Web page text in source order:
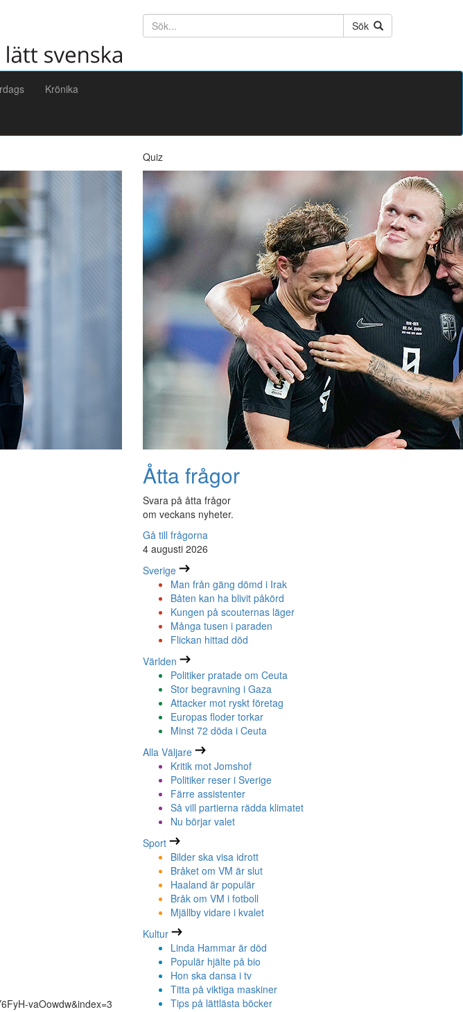
Söktext
Sök
Krönika
vaOowdw&index=3
Quiz
Åtta frågor
Svara på åtta frågor
om veckans nyheter.
Gå till frågorna
4 augusti 2026
Sverige
Man från gäng dömd i Irak
Båten kan ha blivit påkörd
Kungen på scouternas läger
Många tusen i paraden
Flickan hittad död
Världen
Politiker pratade om Ceuta
Stor begravning i Gaza
Attacker mot ryskt företag
Europas floder torkar
Minst 72 döda i Ceuta
Alla Väljare
Kritik mot Jomshof
Politiker reser i Sverige
Färre assistenter
Så vill partierna rädda klimatet
Nu börjar valet
Sport
Bilder ska visa idrott
Bråket om VM är slut
Haaland är populär
Bråk om VM i fotboll
Mjällby vidare i kvalet
Kultur
Linda Hammar är död
Populär hjälte på bio
Hon ska dansa i tv
Titta på viktiga maskiner
Tips på lättlästa böcker